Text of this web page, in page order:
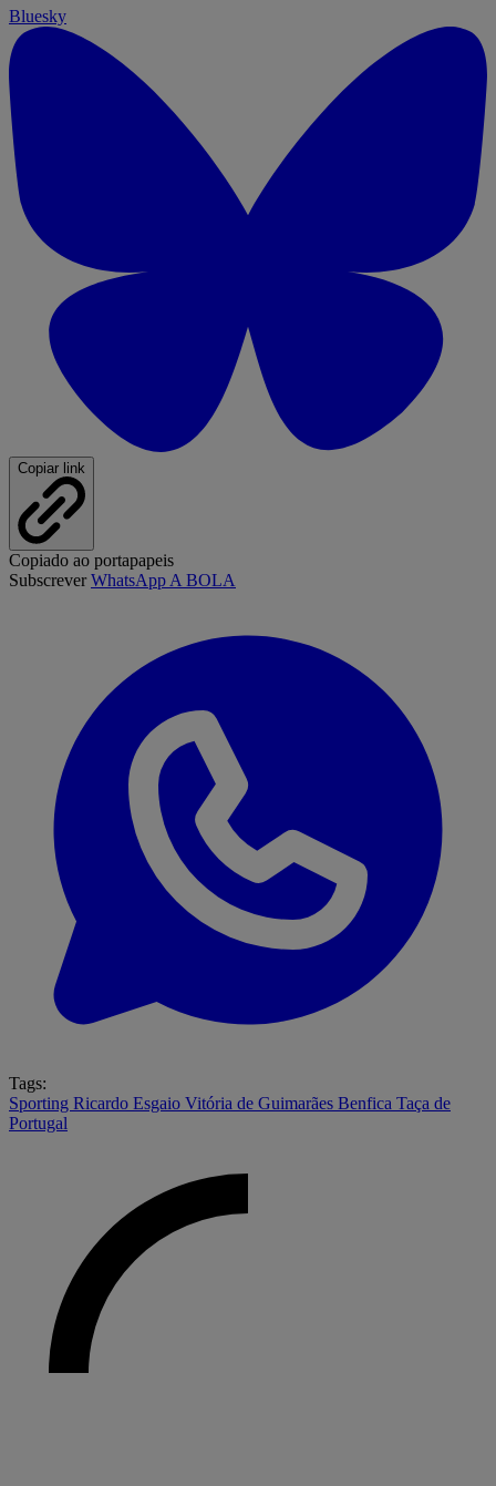
Bluesky
Copiar link
Copiado ao portapapeis
SubscreverWhatsApp A BOLA
Tags:
Sporting Ricardo Esgaio Vitória de Guimarães Benfica Taça de
Portugal